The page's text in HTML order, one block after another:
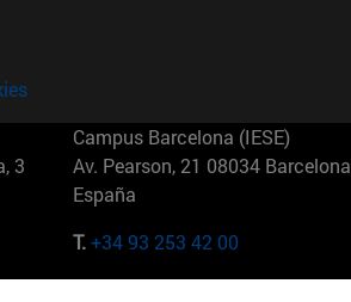
3
Campus Barcelona (IESE)
Av. Pearson, 21 08034 Barcelona
España
T.+34 93 253 42 00